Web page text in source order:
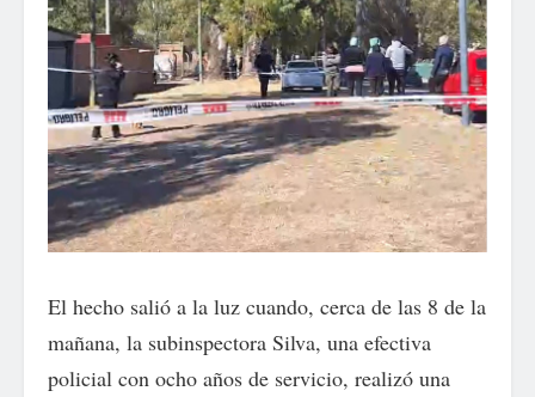
El hecho salió a la luz cuando, cerca de las 8 de la
mañana, la subinspectora Silva, una efectiva
policial con ocho años de servicio, realizó una